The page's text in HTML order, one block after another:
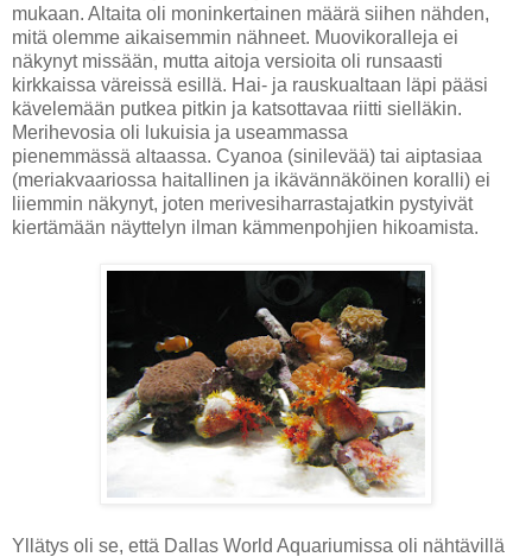
mukaan. Altaita oli moninkertainen määrä siihen nähden,
mitä olemme aikaisemmin nähneet. Muovikoralleja ei
näkynyt missään, mutta aitoja versioita oli runsaasti
kirkkaissa väreissä esillä. Hai- ja rauskualtaan läpi pääsi
kävelemään putkea pitkin ja katsottavaa riitti sielläkin.
Merihevosia oli lukuisia ja useammassa
pienemmässä altaassa. Cyanoa (sinilevää) tai aiptasiaa
(meriakvaariossa haitallinen ja ikävännäköinen koralli) ei
liiemmin näkynyt, joten merivesiharrastajatkin pystyivät
kiertämään näyttelyn ilman kämmenpohjien hikoamista.
Yllätys oli se, että Dallas World Aquariumissa oli nähtävillä